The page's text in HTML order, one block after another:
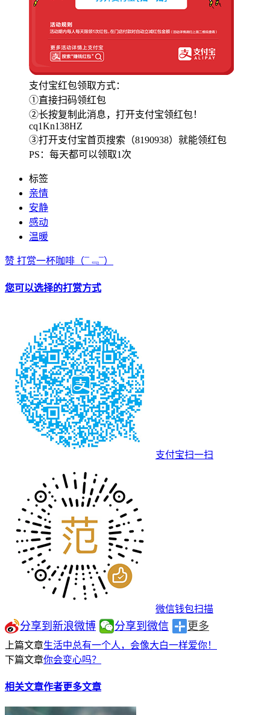
支付宝红包领取方式：
①直接扫码领红包
②长按复制此消息，打开支付宝领红包！
cq1Kn138HZ
③打开支付宝首页搜索（8190938）就能领红包
PS：每天都可以领取1次
标签
亲情
安静
感动
温暖
赞 打赏一杯咖啡 （¯﹃¯）
您可以选择的打赏方式
支付宝扫一扫
微信钱包扫描
分享到新浪微博 分享到微信 更多
上篇文章生活中总有一个人，会像大白一样爱你！
下篇文章你会变心吗？
相关文章作者更多文章